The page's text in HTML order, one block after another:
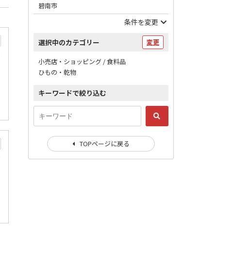
碧南市
条件を変更
選択中のカテゴリー 変更
小売店・ショッピング / 食料品
ひもの・乾物
キーワードで絞り込む
TOPページに戻る